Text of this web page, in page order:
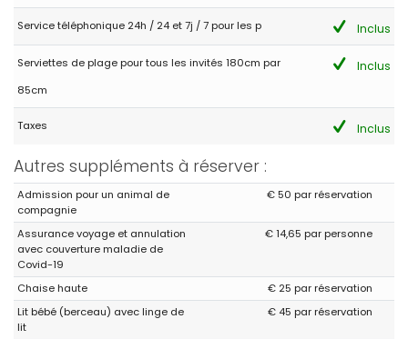
Très confortable, magnifique chalet
Outdoor-Küche. Der Pool ist ebenfalls Klasse.Mit dem Auto ist
man zügig zum Einkaufen oder an unterschiedlichen
Stränden.Immer wieder!!!
Sehr schönes Haus mit Garten, tolle Outdoor-Küche, alles in
allem ein sehr schönes Objekt.
(Traduit par Google)
Très belle et surtout grande maison avec une grande cuisine
extérieure. La piscine est super aussi. Vous pouvez rapidement
faire du shopping ou vous rendre sur différentes plages en
voiture. Encore et encore!!!
Service téléphonique 24h / 24 et 7j / 7 pour les p Inclus
Serviettes de plage pour tous les invités 180cm par
85cm
Inclus
Taxes Inclus
Autres suppléments à réserver :
Admission pour un animal de
compagnie
€ 50 par réservation
Assurance voyage et annulation
avec couverture maladie de
Covid-19
€ 14,65 par personne
Chaise haute
€ 25 par réservation
Lit bébé (berceau) avec linge de
lit
€ 45 par réservation